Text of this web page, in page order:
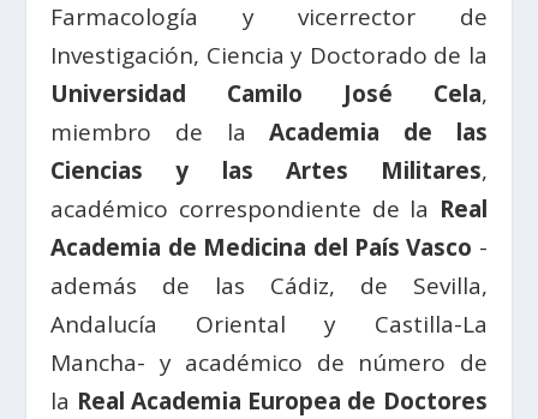
Farmacología y vicerrector de
Investigación, Ciencia y Doctorado de la
Universidad Camilo José Cela,
miembro de laAcademia de las
Ciencias y las Artes Militares,
académico correspondiente de la Real
Academia de Medicina del País Vasco -
además de las Cádiz, de Sevilla,
Andalucía Oriental y Castilla-La
Mancha- y académico de número de
la Real Academia Europea de Doctores